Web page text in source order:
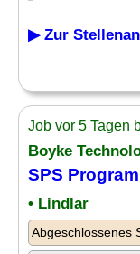
▶ Zur
Job vor 5 Tagen
Boyke
SPS
• Lindlar
Abgeschlossenes